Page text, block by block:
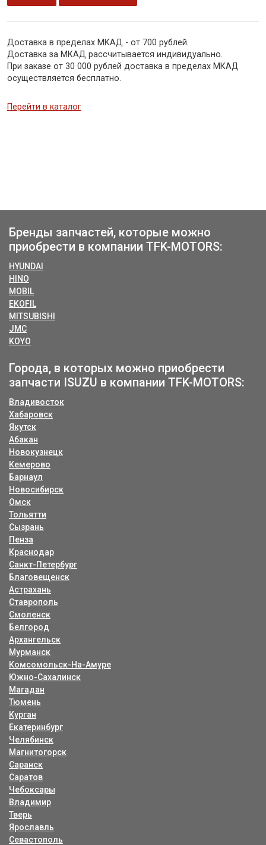
Доставка в пределах МКАД - от 700 рублей.
Доставка за МКАД рассчитывается индивидуально.
При заказе от 30 000 рублей доставка в пределах МКАД
осуществляется бесплатно.
Перейти в каталог
Бренды запчастей, которые можно
приобрести в компании TFK-MOTORS:
HYUNDAI
HINO
MOBIL
EKOFIL
MITSUBISHI
JMC
KOYO
Города, в которых можно приобрести
запчасти ISUZU в компании TFK-MOTORS:
Владивосток
Хабаровск
Якутск
Абакан
Новокузнецк
Кемерово
Барнаул
Новосибирск
Омск
Тольятти
Сызрань
Пенза
Краснодар
Санкт-Петербург
Благовещенск
Астрахань
Ставрополь
Смоленск
Белгород
Архангельск
Мурманск
Комсомольск-На-Амуре
Южно-Сахалинск
Магадан
Тюмень
Курган
Екатеринбург
Челябинск
Магнитогорск
Саранск
Саратов
Чебоксары
Владимир
Тверь
Ярославль
Севастополь